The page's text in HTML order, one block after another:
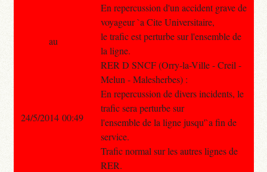
En repercussion d'un accident grave de
voyageur `a Cite Universitaire,
le trafic est perturbe sur l'ensemble de
la ligne.
RER D SNCF (Orry-la-Ville - Creil -
Melun - Malesherbes) :
En repercussion de divers incidents, le
trafic sera perturbe sur
l'ensemble de la ligne jusqu'`a fin de
service.
Trafic normal sur les autres lignes de
RER.
au
24/5/2014 00:49